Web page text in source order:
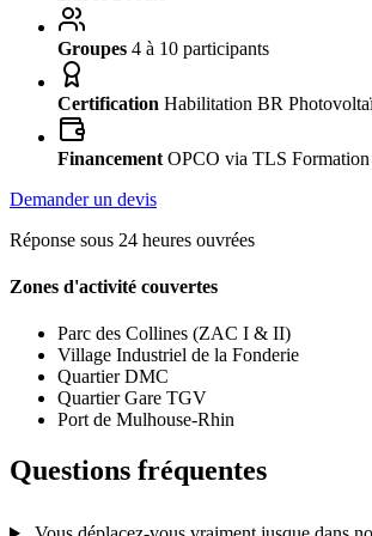
Groupes 4 à 10 participants
Certification Habilitation BR
Financement OPCO via TLS
Demander un devis
Réponse sous 24 heures ouvrées
Zones d'activité couvertes
Parc des Collines (ZAC I & II)
Village Industriel de la Fonderie
Quartier DMC
Quartier Gare TGV
Port de Mulhouse-Rhin
Questions fréquentes